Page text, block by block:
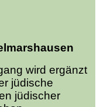
wird ergänzt
jüdische
jüdischer